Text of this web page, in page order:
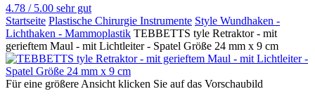
4.78 / 5.00 sehr gut
Startseite Plastische Chirurgie Instrumente Style Wundhaken -
Lichthaken - Mammoplastik TEBBETTS tyle Retraktor - mit
gerieftem Maul - mit Lichtleiter - Spatel Größe 24 mm x 9 cm
Für eine größere Ansicht klicken Sie auf das Vorschaubild